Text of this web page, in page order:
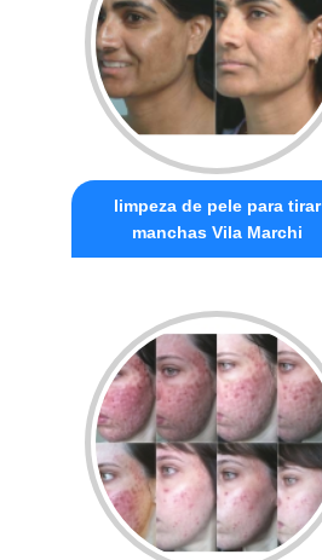
limpeza de pele para tirar
manchas Vila Marchi